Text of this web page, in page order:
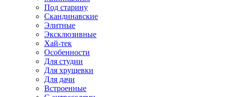
Под старину
Скандинавские
Элитные
Эксклюзивные
Хай-тек
Особенности
Для студии
Для хрущевки
Для дачи
Встроенные